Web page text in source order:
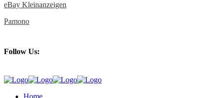
eBay Kleinanzeigen
Pamono
Follow Us:
Home